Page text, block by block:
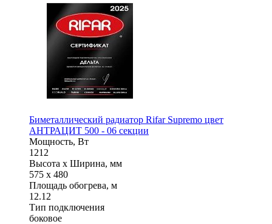
Биметаллический радиатор Rifar Supremo цвет
АНТРАЦИТ 500 - 06 секции
Мощность, Вт
1212
Высота x Ширина, мм
575 x 480
Площадь обогрева, м
12.12
Тип подключения
боковое